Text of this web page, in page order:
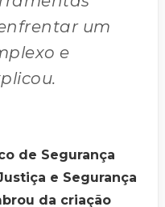
um
e
de Segurança
e Segurança
da criação